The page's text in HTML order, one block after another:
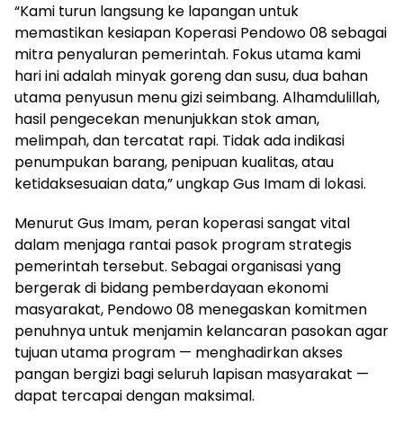
“Kami turun langsung ke lapangan untuk
memastikan kesiapan Koperasi Pendowo 08 sebagai
mitra penyaluran pemerintah. Fokus utama kami
hari ini adalah minyak goreng dan susu, dua bahan
utama penyusun menu gizi seimbang. Alhamdulillah,
hasil pengecekan menunjukkan stok aman,
melimpah, dan tercatat rapi. Tidak ada indikasi
penumpukan barang, penipuan kualitas, atau
ketidaksesuaian data,” ungkap Gus Imam di lokasi.
Menurut Gus Imam, peran koperasi sangat vital
dalam menjaga rantai pasok program strategis
pemerintah tersebut. Sebagai organisasi yang
bergerak di bidang pemberdayaan ekonomi
masyarakat, Pendowo 08 menegaskan komitmen
penuhnya untuk menjamin kelancaran pasokan agar
tujuan utama program — menghadirkan akses
pangan bergizi bagi seluruh lapisan masyarakat —
dapat tercapai dengan maksimal.